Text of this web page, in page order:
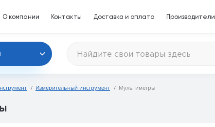
О компании Контакты Доставка и оплата Производители
Измерительный инструмент Мультиметры